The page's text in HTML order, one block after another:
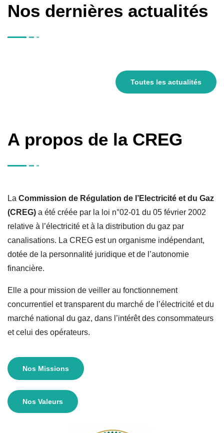
Nos dernières actualités
Toutes les actualités
A propos de la CREG
La Commission de Régulation de l’Electricité et du Gaz
(CREG) a été créée par la loi n°02-01 du 05 février 2002
relative à l’électricité et à la distribution du gaz par
canalisations. La CREG est un organisme indépendant,
dotée de la personnalité juridique et de l’autonomie
financière.
Elle a pour mission de veiller au fonctionnement
concurrentiel et transparent du marché de l’électricité et du
marché national du gaz, dans l’intérêt des consommateurs
et celui des opérateurs.
Nos Missions
Nos Valeurs